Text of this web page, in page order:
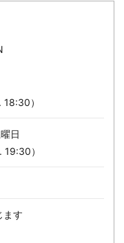
）
日
）
ます